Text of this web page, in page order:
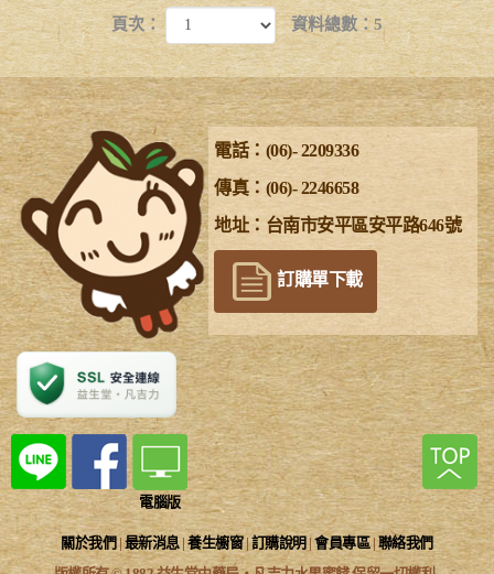
頁次： 資料總數：5
電話：(06)- 2209336
傳真：(06)- 2246658
地址：台南市安平區安平路646號
訂購單下載
電腦版
關於我們 |最新消息|養生櫥窗|訂購說明|會員專區| 聯絡我們